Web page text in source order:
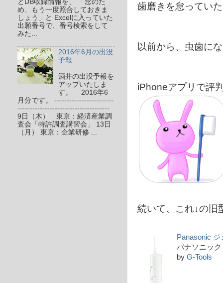
歯磨きを怠ってい
以前から、虫歯に
iPhoneアプリで評
続いて、これ↓の旧
Panasonic
パナソニック
by G-Tools
とDB収録情報を、 「念のた
め、もう一度照合しておきま
しょう」と Excelに入っていた
出願番号で、番号検索をして
みた...
2016年6月の出没
予報
酒井の出没予報を
アップいたしま
す。 2016年6
月分です。 ------------------------
-------------------------------------
9日（木） 東京：経済産業調
査会「特許調査講習会」 13日
（月） 東京：企業研修 ...